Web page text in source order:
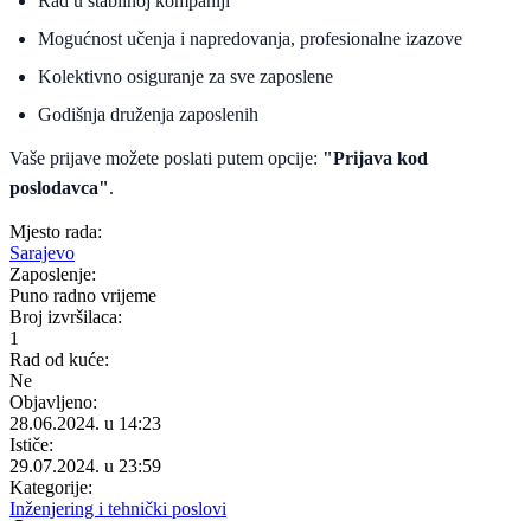
Mogućnost učenja i napredovanja, profesionalne izazove
Kolektivno osiguranje za sve zaposlene
Godišnja druženja zaposlenih
Vaše prijave možete poslati putem opcije: "Prijava kod
poslodavca".
Mjesto rada:
Sarajevo
Zaposlenje:
Puno radno vrijeme
Broj izvršilaca:
1
Rad od kuće:
Ne
Objavljeno:
28.06.2024. u 14:23
Ističe:
29.07.2024. u 23:59
Kategorije:
Inženjering i tehnički poslovi